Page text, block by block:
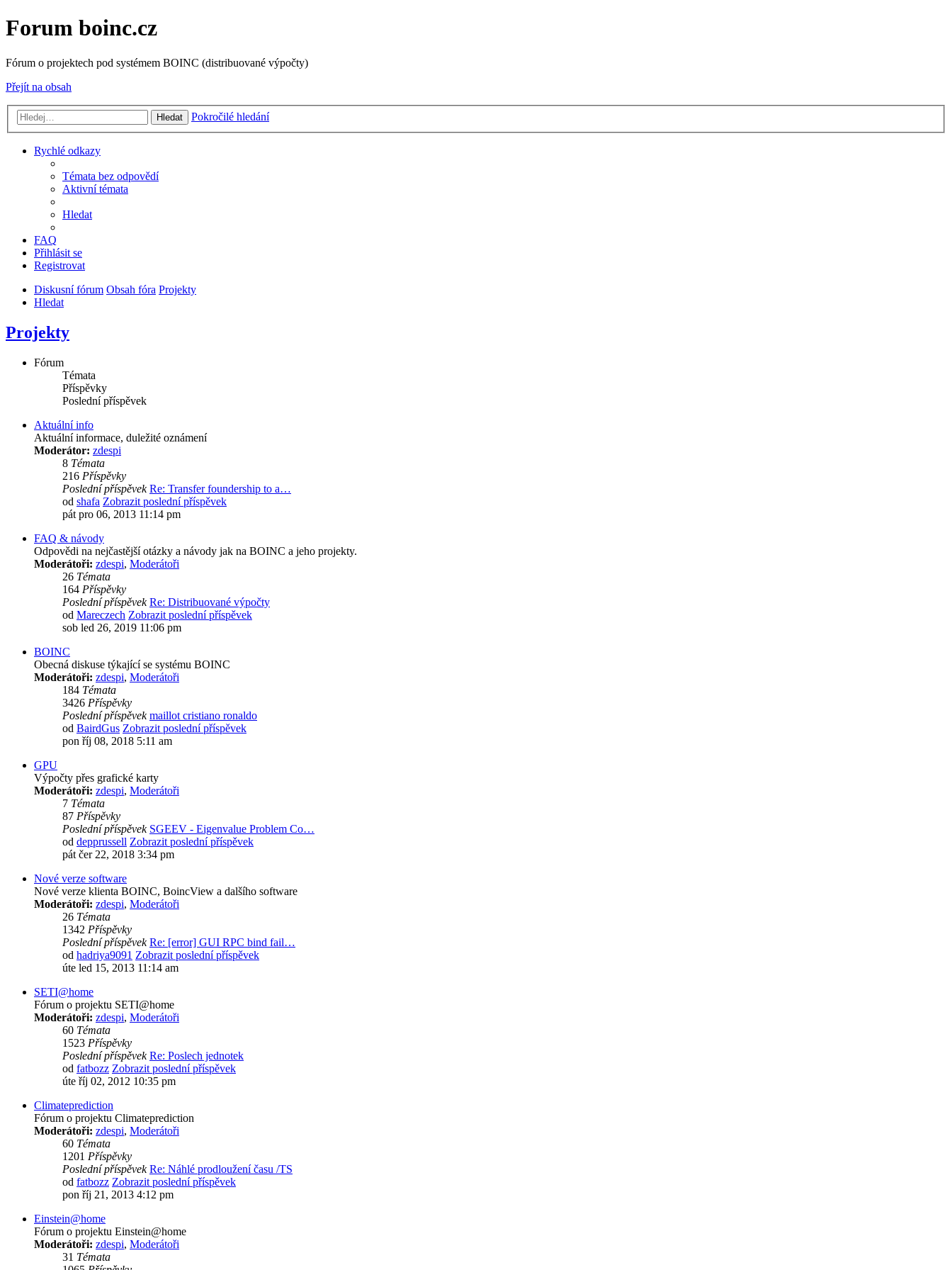
Forum boinc.cz
Fórum o projektech pod systémem BOINC (distribuované výpočty)
Přejít na obsah
Hledat Pokročilé hledání
Rychlé odkazy
Témata bez odpovědí
Aktivní témata
Hledat
FAQ
Přihlásit se
Registrovat
Diskusní fórum Obsah fóra Projekty
Hledat
Projekty
Fórum
Témata
Příspěvky
Poslední příspěvek
Aktuální info
Aktuální informace, duležité oznámení
Moderátor: zdespi
8 Témata
216 Příspěvky
Poslední příspěvek Re: Transfer foundership to a…
od shafa Zobrazit poslední příspěvek
pát pro 06, 2013 11:14 pm
FAQ & návody
Odpovědi na nejčastější otázky a návody jak na BOINC a jeho projekty.
Moderátoři: zdespi, Moderátoři
26 Témata
164 Příspěvky
Poslední příspěvek Re: Distribuované výpočty
od Mareczech Zobrazit poslední příspěvek
sob led 26, 2019 11:06 pm
BOINC
Obecná diskuse týkající se systému BOINC
Moderátoři: zdespi, Moderátoři
184 Témata
3426 Příspěvky
Poslední příspěvek maillot cristiano ronaldo
od BairdGus Zobrazit poslední příspěvek
pon říj 08, 2018 5:11 am
GPU
Výpočty přes grafické karty
Moderátoři: zdespi, Moderátoři
7 Témata
87 Příspěvky
Poslední příspěvek SGEEV - Eigenvalue Problem Co…
od depprussell Zobrazit poslední příspěvek
pát čer 22, 2018 3:34 pm
Nové verze software
Nové verze klienta BOINC, BoincView a dalšího software
Moderátoři: zdespi, Moderátoři
26 Témata
1342 Příspěvky
Poslední příspěvek Re: [error] GUI RPC bind fail…
od hadriya9091 Zobrazit poslední příspěvek
úte led 15, 2013 11:14 am
SETI@home
Fórum o projektu SETI@home
Moderátoři: zdespi, Moderátoři
60 Témata
1523 Příspěvky
Poslední příspěvek Re: Poslech jednotek
od fatbozz Zobrazit poslední příspěvek
úte říj 02, 2012 10:35 pm
Climateprediction
Fórum o projektu Climateprediction
Moderátoři: zdespi, Moderátoři
60 Témata
1201 Příspěvky
Poslední příspěvek Re: Náhlé prodloužení času /TS
od fatbozz Zobrazit poslední příspěvek
pon říj 21, 2013 4:12 pm
Einstein@home
Fórum o projektu Einstein@home
Moderátoři: zdespi, Moderátoři
31 Témata